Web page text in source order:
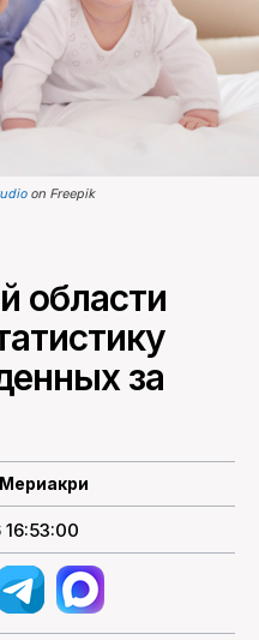
on Freepik
области
за